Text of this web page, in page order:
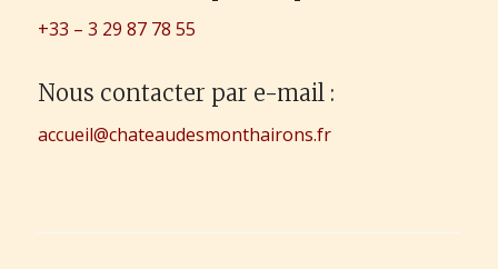
+33 – 3 29 87 78 55
Nous contacter par e-mail :
accueil@chateaudesmonthairons.fr